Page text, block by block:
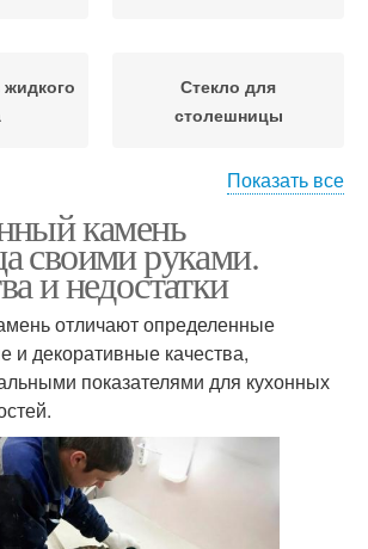
Стекло для
столешницы
ванную
Показать все
камень
своими руками.
и недостатки
отличают определенные
и декоративные качества,
показателями для кухонных